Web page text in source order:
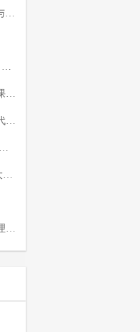
融贝网CEO:监管层开启互金整治 此处应有掌声
我想问你个事，小司！（小司小课堂两个月有奖互动）
【小司聊理财】如何识别不靠谱理财平台